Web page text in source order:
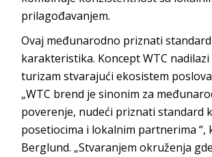
prilagođavanjem.
Ovaj međunarodno priznati
karakteristika. Koncept WTC
turizam stvarajući ekosistem
„WTC brend je sinonim za
poverenje, nudeći priznati standard
posetiocima i lokalnim partnerima “,
Berglund. „Stvaranjem okruženja